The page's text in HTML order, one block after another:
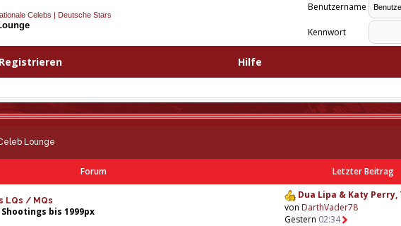
Celebs | Deutsche Stars
Benutzername
Kennwort
Registrieren Hilfe
Lounge
Forum Letzter Beitrag
LQs / MQs
bis 1999px
Dua Lipa & Katy Perry,
von DarthVader78
Gestern 02:34